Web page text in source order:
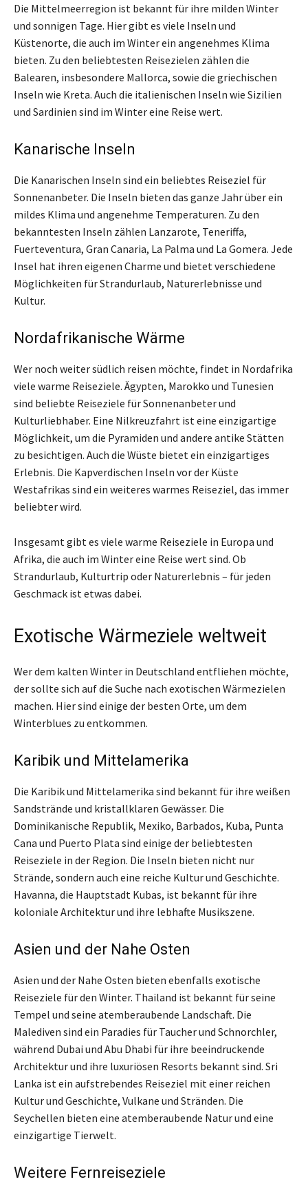
Die Mittelmeerregion ist bekannt für ihre milden Winter
und sonnigen Tage. Hier gibt es viele Inseln und
Küstenorte, die auch im Winter ein angenehmes Klima
bieten. Zu den beliebtesten Reisezielen zählen die
Balearen, insbesondere Mallorca, sowie die griechischen
Inseln wie Kreta. Auch die italienischen Inseln wie Sizilien
und Sardinien sind im Winter eine Reise wert.
Kanarische Inseln
Die Kanarischen Inseln sind ein beliebtes Reiseziel für
Sonnenanbeter. Die Inseln bieten das ganze Jahr über ein
mildes Klima und angenehme Temperaturen. Zu den
bekanntesten Inseln zählen Lanzarote, Teneriffa,
Fuerteventura, Gran Canaria, La Palma und La Gomera. Jede
Insel hat ihren eigenen Charme und bietet verschiedene
Möglichkeiten für Strandurlaub, Naturerlebnisse und
Kultur.
Nordafrikanische Wärme
Wer noch weiter südlich reisen möchte, findet in Nordafrika
viele warme Reiseziele. Ägypten, Marokko und Tunesien
sind beliebte Reiseziele für Sonnenanbeter und
Kulturliebhaber. Eine Nilkreuzfahrt ist eine einzigartige
Möglichkeit, um die Pyramiden und andere antike Stätten
zu besichtigen. Auch die Wüste bietet ein einzigartiges
Erlebnis. Die Kapverdischen Inseln vor der Küste
Westafrikas sind ein weiteres warmes Reiseziel, das immer
beliebter wird.
Insgesamt gibt es viele warme Reiseziele in Europa und
Afrika, die auch im Winter eine Reise wert sind. Ob
Strandurlaub, Kulturtrip oder Naturerlebnis – für jeden
Geschmack ist etwas dabei.
Exotische Wärmeziele weltweit
Wer dem kalten Winter in Deutschland entfliehen möchte,
der sollte sich auf die Suche nach exotischen Wärmezielen
machen. Hier sind einige der besten Orte, um dem
Winterblues zu entkommen.
Karibik und Mittelamerika
Die Karibik und Mittelamerika sind bekannt für ihre weißen
Sandstrände und kristallklaren Gewässer. Die
Dominikanische Republik, Mexiko, Barbados, Kuba, Punta
Cana und Puerto Plata sind einige der beliebtesten
Reiseziele in der Region. Die Inseln bieten nicht nur
Strände, sondern auch eine reiche Kultur und Geschichte.
Havanna, die Hauptstadt Kubas, ist bekannt für ihre
koloniale Architektur und ihre lebhafte Musikszene.
Asien und der Nahe Osten
Asien und der Nahe Osten bieten ebenfalls exotische
Reiseziele für den Winter. Thailand ist bekannt für seine
Tempel und seine atemberaubende Landschaft. Die
Malediven sind ein Paradies für Taucher und Schnorchler,
während Dubai und Abu Dhabi für ihre beeindruckende
Architektur und ihre luxuriösen Resorts bekannt sind. Sri
Lanka ist ein aufstrebendes Reiseziel mit einer reichen
Kultur und Geschichte, Vulkane und Stränden. Die
Seychellen bieten eine atemberaubende Natur und eine
einzigartige Tierwelt.
Weitere Fernreiseziele